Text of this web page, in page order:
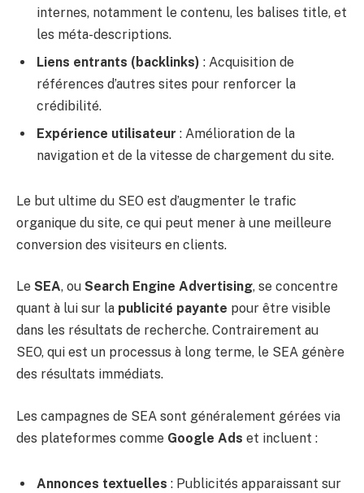
internes, notamment le contenu, les balises title, et
les méta-descriptions.
Liens entrants (backlinks) : Acquisition de
références d’autres sites pour renforcer la
crédibilité.
Expérience utilisateur : Amélioration de la
navigation et de la vitesse de chargement du site.
Le but ultime du SEO est d’augmenter le trafic
organique du site, ce qui peut mener à une meilleure
conversion des visiteurs en clients.
Le SEA, ou Search Engine Advertising, se concentre
quant à lui sur la publicité payante pour être visible
dans les résultats de recherche. Contrairement au
SEO, qui est un processus à long terme, le SEA génère
des résultats immédiats.
Les campagnes de SEA sont généralement gérées via
des plateformes comme Google Ads et incluent :
Annonces textuelles : Publicités apparaissant sur